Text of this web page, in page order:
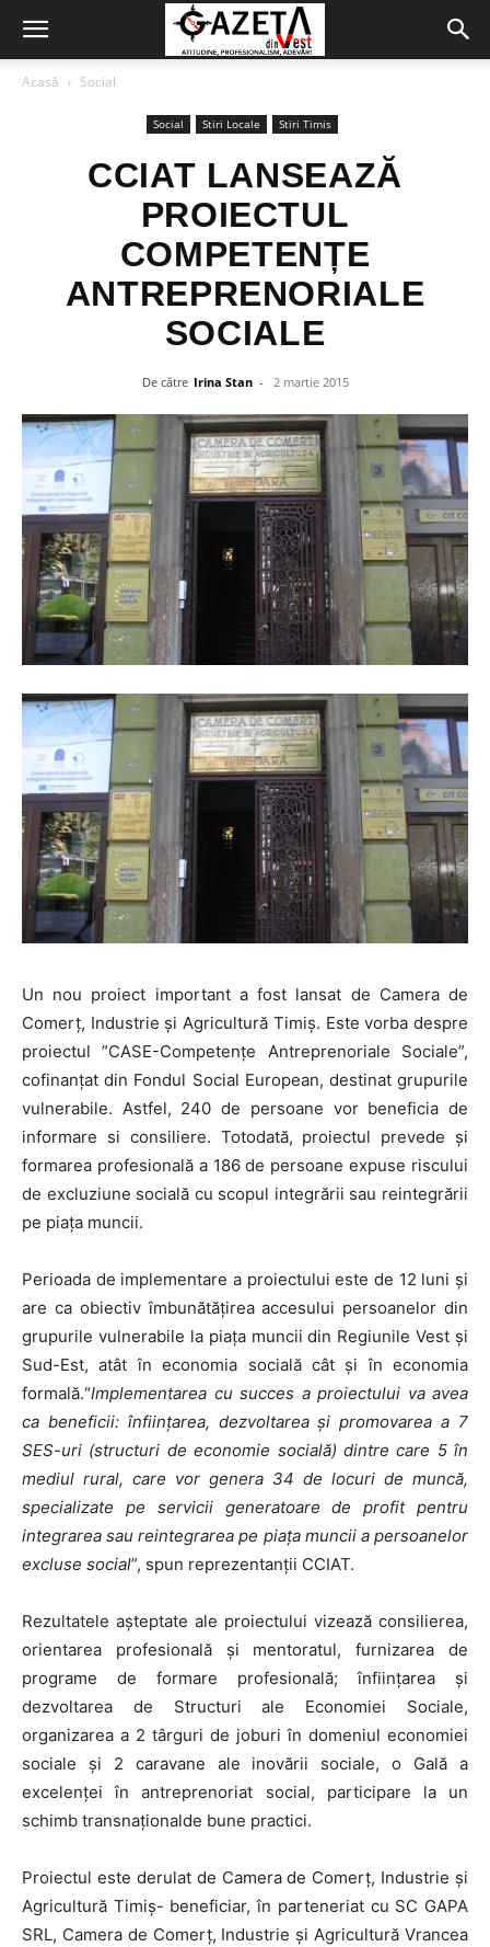
Acasă Social
Social Stiri Locale Stiri Timis
CCIAT LANSEAZĂ
PROIECTUL
COMPETENȚE
ANTREPRENORIALE
SOCIALE
De către Irina Stan - 2 martie 2015
Un nou proiect important a fost lansat de Camera de
Comerţ, Industrie şi Agricultură Timiş. Este vorba despre
proiectul ”CASE-Competențe Antreprenoriale Sociale”,
cofinanţat din Fondul Social European, destinat grupurile
vulnerabile. Astfel, 240 de persoane vor beneficia de
informare si consiliere. Totodată, proiectul prevede și
formarea profesională a 186 de persoane expuse riscului
de excluziune socială cu scopul integrării sau reintegrării
pe piaţa muncii.
Perioada de implementare a proiectului este de 12 luni și
are ca obiectiv îmbunătățirea accesului persoanelor din
grupurile vulnerabile la piața muncii din Regiunile Vest și
Sud-Est, atât în economia socială cât și în economia
formală.“Implementarea cu succes a proiectului va avea
ca beneficii: înființarea, dezvoltarea și promovarea a 7
SES-uri (structuri de economie socială) dintre care 5 în
mediul rural, care vor genera 34 de locuri de muncă,
specializate pe servicii generatoare de profit pentru
integrarea sau reintegrarea pe piața muncii a persoanelor
excluse social”, spun reprezentanții CCIAT.
Rezultatele așteptate ale proiectului vizează consilierea,
orientarea profesională și mentoratul, furnizarea de
programe de formare profesională; înființarea și
dezvoltarea de Structuri ale Economiei Sociale,
organizarea a 2 târguri de joburi în domeniul economiei
sociale și 2 caravane ale inovării sociale, o Gală a
excelenței în antreprenoriat social, participare la un
schimb transnaționalde bune practici.
Proiectul este derulat de Camera de Comerţ, Industrie şi
Agricultură Timiş- beneficiar, în parteneriat cu SC GAPA
SRL, Camera de Comerț, Industrie și Agricultură Vrancea